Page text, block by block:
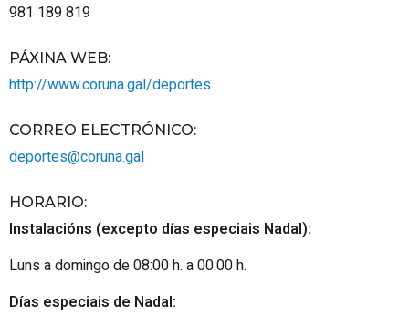
981 189 819
PÁXINA WEB:
http://www.coruna.gal/deportes
CORREO ELECTRÓNICO:
deportes@coruna.gal
HORARIO:
Instalacións (excepto días especiais Nadal):
Luns a domingo de 08:00 h. a 00:00 h.
Días especiais de Nadal: